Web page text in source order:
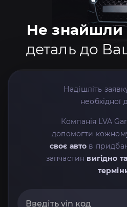
Не знайшли
деталь до
Надішліть
необхідної
Компанія LVA
допомогти
своє авто в
запчастин вигідно